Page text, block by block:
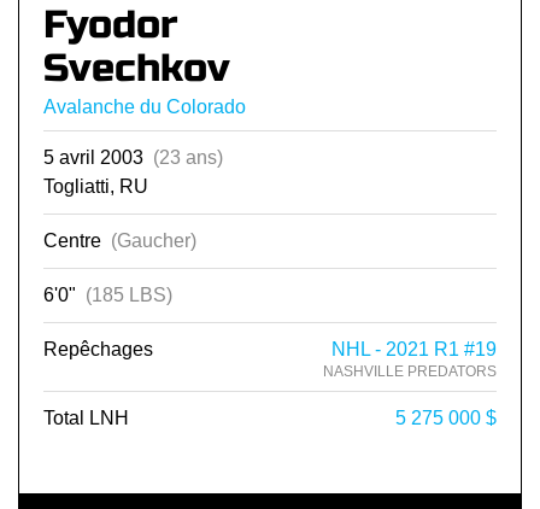
Fyodor
Svechkov
Avalanche du Colorado
5 avril 2003 (23 ans)
Togliatti, RU
Centre (Gaucher)
6'0" (185 LBS)
Repêchages NHL - 2021 R1 #19
NASHVILLE PREDATORS
Total LNH 5 275 000 $